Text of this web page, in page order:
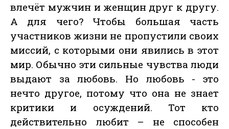
влечёт мужчин и женщин друг к другу.
А для чего? Чтобы большая часть
участников жизни не пропустили своих
миссий, с которыми они явились в этот
мир. Обычно эти сильные чувства люди
выдают за любовь. Но любовь - это
нечто другое, потому что она не знает
критики и осуждений. Тот кто
действительно любит – не способен